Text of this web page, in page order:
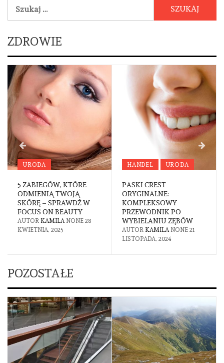
ZDROWIE
URODA
5 ZABIEGÓW, KTÓRE
ODMIENIĄ TWOJĄ
SKÓRĘ – SPRAWDŹ W
FOCUS ON BEAUTY
AUTOR KAMILA NONE 28
KWIETNIA, 2025
HANDEL URODA
PASKI CREST
ORYGINALNE:
KOMPLEKSOWY
PRZEWODNIK PO
WYBIELANIU ZĘBÓW
AUTOR KAMILA NONE 21
LISTOPADA, 2024
POZOSTAŁE